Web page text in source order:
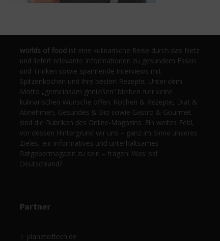
worlds of food ist eine kulinarische Reise durch das Netz
und liefert relevante Informationen zu gesundem Essen
und Trinken sowie spannende Interviews mit
Spitzenköchen und ihre besten Rezepte. Unter dem
Motto „gemeinsam genießen“ bleiben hier keine
kulinarischen Wünsche offen. Kochen & Rezepte, Diät &
Abnehmen, Gesundes & Bio sowie Gastro & Gourmet
sind die Rubriken des Online-Magazins. Ein weites Feld,
vor dessen Hintergrund wir uns – ganz im Sinne unseres
Zieles, ein informatives und unterhaltsames
Ratgebermagazin zu sein – fragen: Was isst
Deutschland?
Partner
planetoftech.de